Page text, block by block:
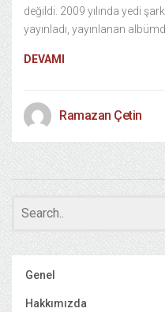
değildi. 2009 yılında yedi
yayınladı, yayınlanan
DEVAMI
Ramazan Çetin
Genel
Hakkımızda